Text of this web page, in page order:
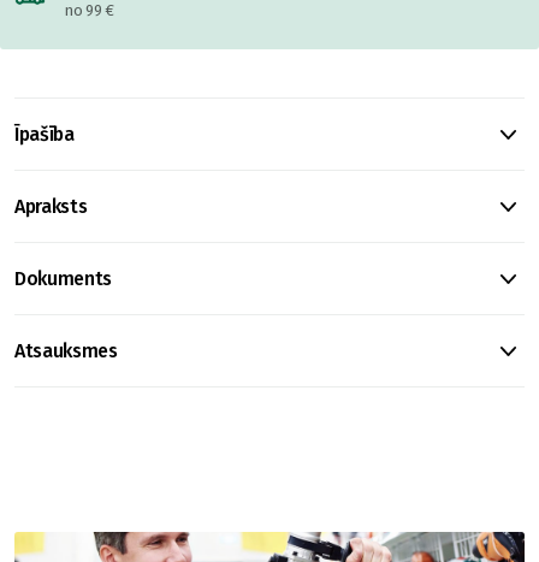
no 99 €
Īpašība
Apraksts
Dokuments
Atsauksmes